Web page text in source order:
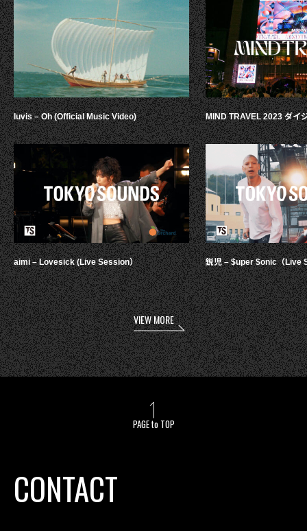
luvis – Oh (Official Music Video)
aimi – Lovesick (Live Session）
MIND TRAVEL 2023 ダイ
鋭児 – $uper $onic（Live
VIEW MORE
PAGE to TOP
CONTACT